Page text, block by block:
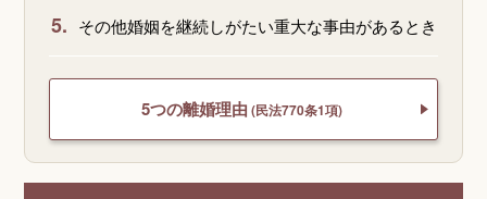
5. その他婚姻を継続しがたい重大な事由があるとき
5つの離婚理由 (民法770条1項)